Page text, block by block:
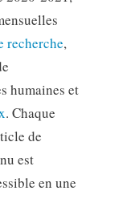
recherche,
humaines et
. Chaque
de
est
en une